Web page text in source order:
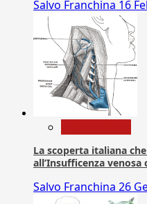
Salvo Franchina 16
La scoperta italiana
all’Insufficenza venosa
Salvo Franchina 26